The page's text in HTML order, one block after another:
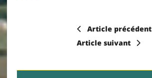
Article précédent
Article suivant